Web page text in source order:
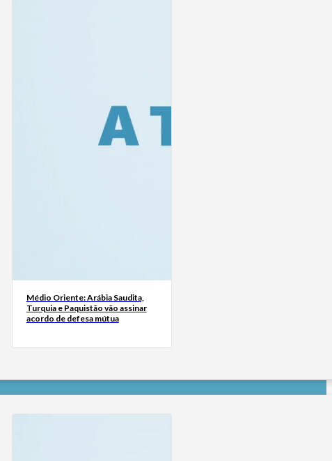
Médio Oriente: Arábia Saudita,
Turquia e Paquistão vão assinar
acordo de defesa mútua